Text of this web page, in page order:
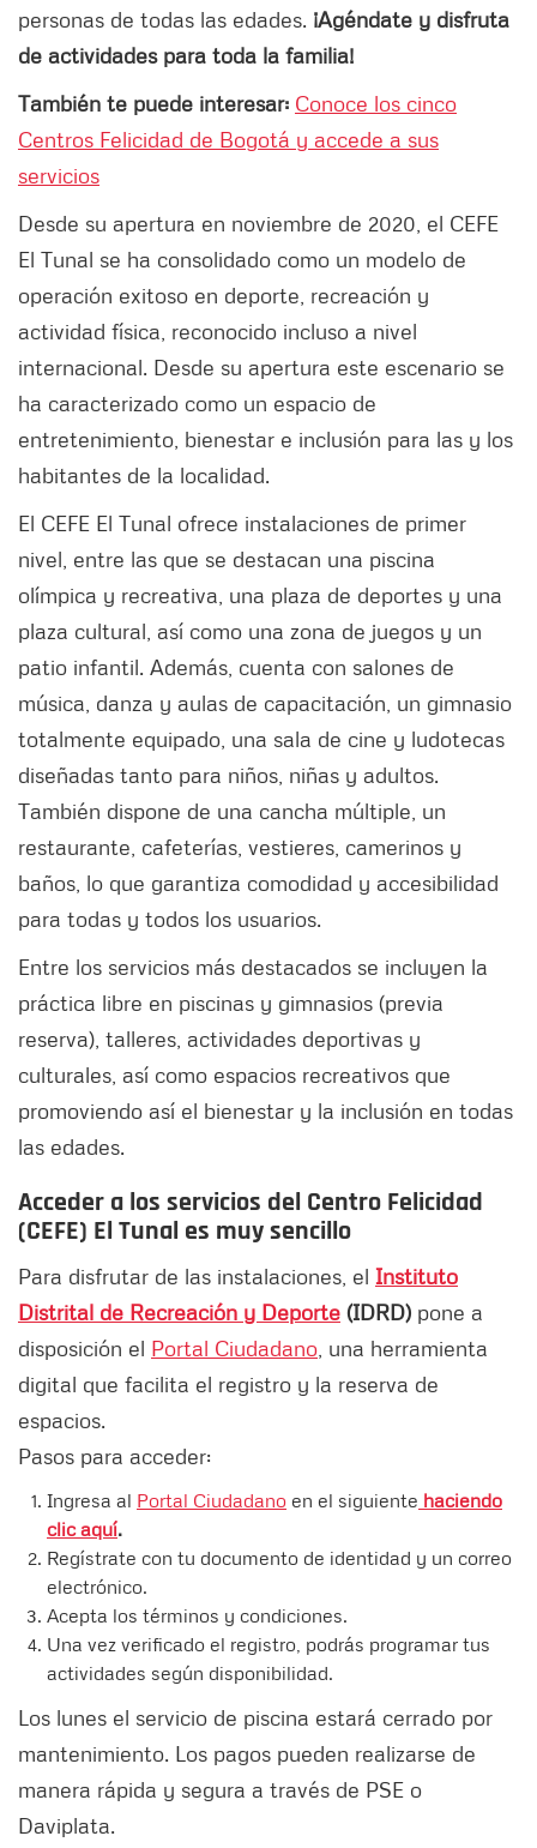
personas de todas las edades. ¡Agéndate y disfruta
de actividades para toda la familia!
También te puede interesar: Conoce los cinco
Centros Felicidad de Bogotá y accede a sus
servicios
Desde su apertura en noviembre de 2020, el CEFE
El Tunal se ha consolidado como un modelo de
operación exitoso en deporte, recreación y
actividad física, reconocido incluso a nivel
internacional. Desde su apertura este escenario se
ha caracterizado como un espacio de
entretenimiento, bienestar e inclusión para las y los
habitantes de la localidad.
El CEFE El Tunal ofrece instalaciones de primer
nivel, entre las que se destacan una piscina
olímpica y recreativa, una plaza de deportes y una
plaza cultural, así como una zona de juegos y un
patio infantil. Además, cuenta con salones de
música, danza y aulas de capacitación, un gimnasio
totalmente equipado, una sala de cine y ludotecas
diseñadas tanto para niños, niñas y adultos.
También dispone de una cancha múltiple, un
restaurante, cafeterías, vestieres, camerinos y
baños, lo que garantiza comodidad y accesibilidad
para todas y todos los usuarios.
Entre los servicios más destacados se incluyen la
práctica libre en piscinas y gimnasios (previa
reserva), talleres, actividades deportivas y
culturales, así como espacios recreativos que
promoviendo así el bienestar y la inclusión en todas
las edades.
Acceder a los servicios del Centro Felicidad
(CEFE) El Tunal es muy sencillo
Para disfrutar de las instalaciones, el Instituto
Distrital de Recreación y Deporte (IDRD) pone a
disposición el Portal Ciudadano , una herramienta
digital que facilita el registro y la reserva de
espacios.
Pasos para acceder:
Ingresa al Portal Ciudadano en el siguiente haciendo
clic aquí.
Regístrate con tu documento de identidad y un correo
electrónico.
Acepta los términos y condiciones.
Una vez verificado el registro, podrás programar tus
actividades según disponibilidad.
Los lunes el servicio de piscina estará cerrado por
mantenimiento. Los pagos pueden realizarse de
manera rápida y segura a través de PSE o
Daviplata.